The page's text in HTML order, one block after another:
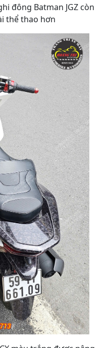
đông Batman JGZ còn
thể thao hơn